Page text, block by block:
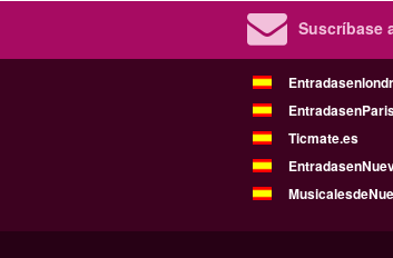
Suscríbase
Ticmate.es